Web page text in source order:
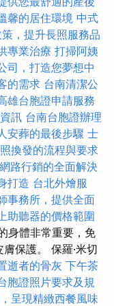
馨的居住環境 中式
，提升長照服務品
專業治療 打掃阿姨
司，打造您夢想中
的需求 台南清潔公
雄台胞證申請服務
訊 台南台胞證辦理
安葬的最後步驟 士
換發的流程與要求
網路行銷的全面解決
打造 台北外燴服
事務所，提供全面
助聽器的價格範圍
身體非常重要，免
保護。 保羅·米切
逝者的骨灰 下午茶
胞證照片要求及規
呈現精緻西餐風味